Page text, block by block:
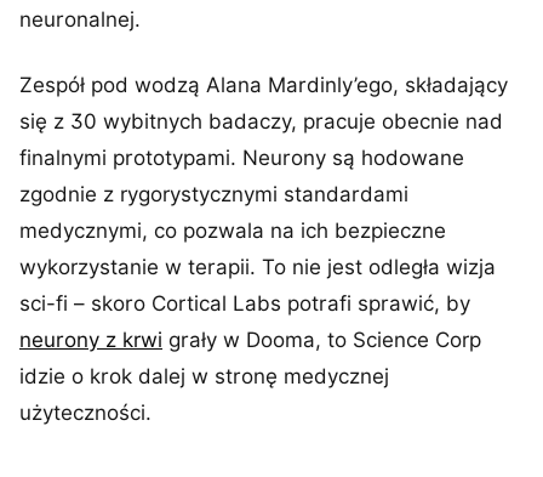
neuronalnej.
Zespół pod wodzą Alana Mardinly’ego, składający
się z 30 wybitnych badaczy, pracuje obecnie nad
finalnymi prototypami. Neurony są hodowane
zgodnie z rygorystycznymi standardami
medycznymi, co pozwala na ich bezpieczne
wykorzystanie w terapii. To nie jest odległa wizja
sci-fi – skoro Cortical Labs potrafi sprawić, by
neurony z krwi grały w Dooma, to Science Corp
idzie o krok dalej w stronę medycznej
użyteczności.